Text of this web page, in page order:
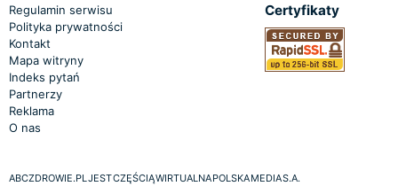
Regulamin serwisu
Polityka prywatności
Kontakt
Mapa witryny
Indeks pytań
Partnerzy
Reklama
O nas
Certyfikaty
ABCZDROWIE.PL JEST CZĘŚCIĄ WIRTUALNA POLSKA MEDIA S.A.